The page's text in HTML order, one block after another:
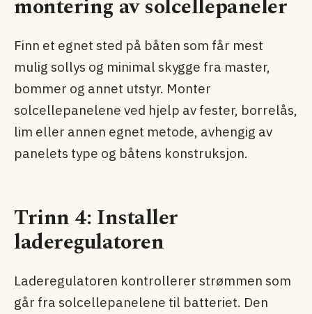
montering av solcellepaneler
Finn et egnet sted på båten som får mest
mulig sollys og minimal skygge fra master,
bommer og annet utstyr. Monter
solcellepanelene ved hjelp av fester, borrelås,
lim eller annen egnet metode, avhengig av
panelets type og båtens konstruksjon.
Trinn 4: Installer
laderegulatoren
Laderegulatoren kontrollerer strømmen som
går fra solcellepanelene til batteriet. Den